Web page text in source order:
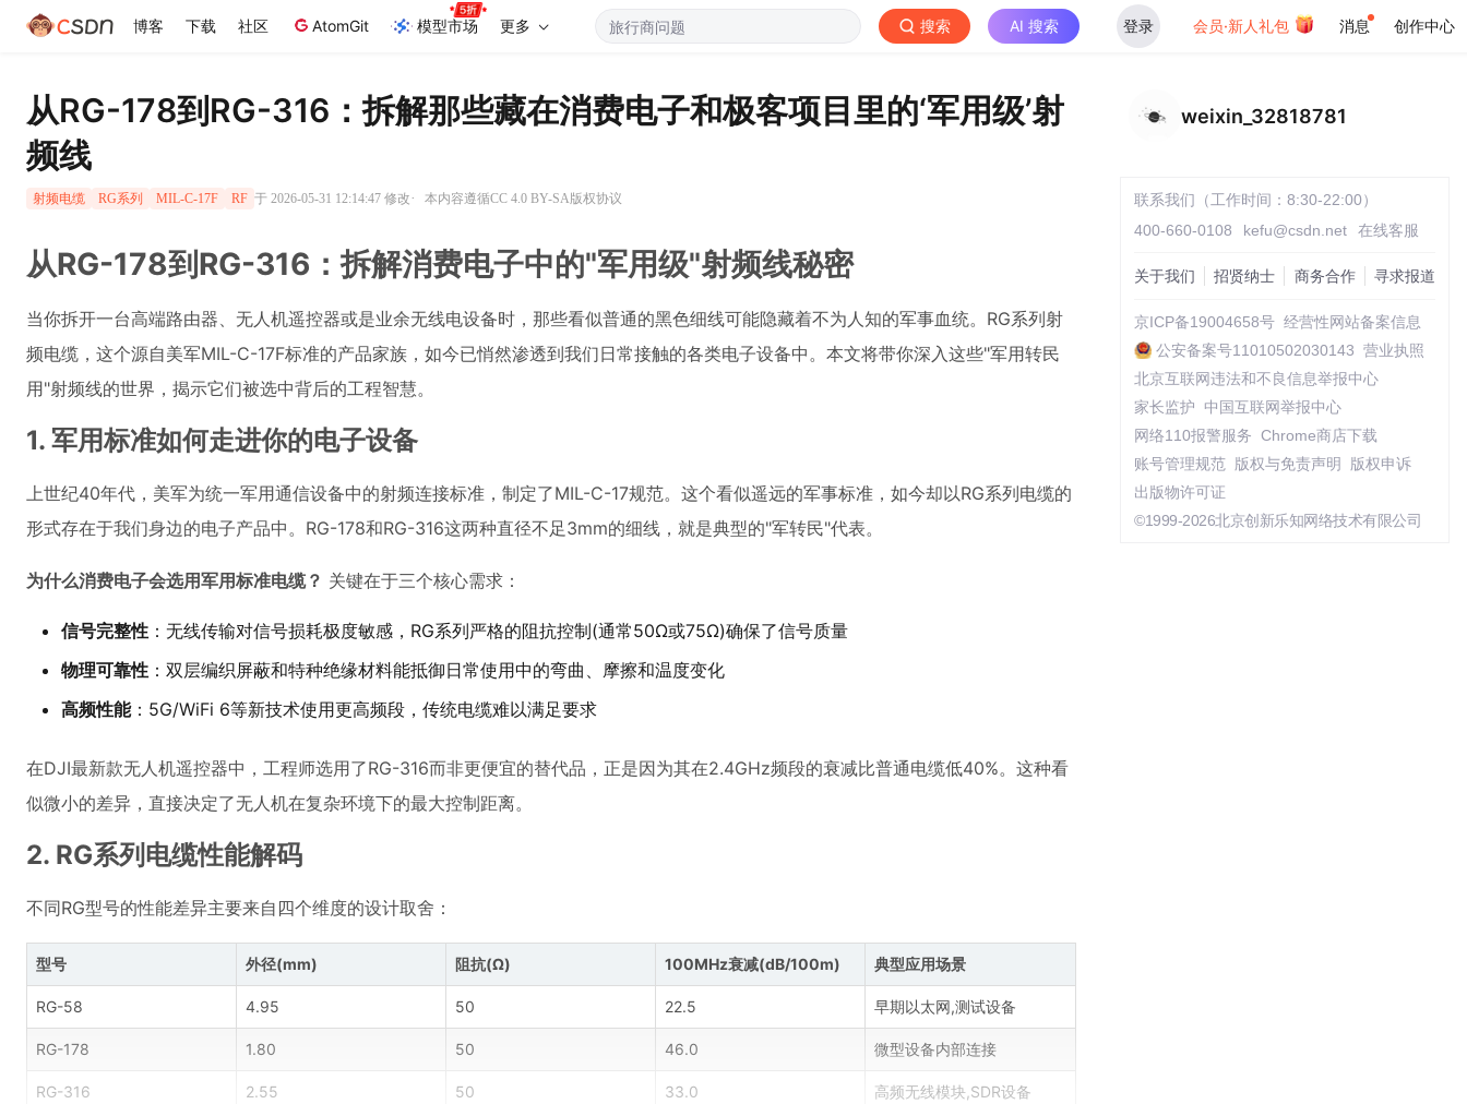
博客 下载 社区 AtomGit 模型市场 更多 搜索 AI 搜索 登录 会员·新人礼包 消息 创作中心
从RG-178到RG-316：拆解那些藏在消费电子和极客项目里的‘军用级’射
频线
射频电缆 RG系列 MIL-C-17F RF 于 2026-05-31 12:14:47 修改· 本内容遵循CC 4.0 BY-SA版权协议
从RG-178到RG-316：拆解消费电子中的"军用级"射频线秘密
当你拆开一台高端路由器、无人机遥控器或是业余无线电设备时，那些看似普通的黑色细线可能隐藏着不为人知的军事血统。RG系列射
频电缆，这个源自美军MIL-C-17F标准的产品家族，如今已悄然渗透到我们日常接触的各类电子设备中。本文将带你深入这些"军用转民
用"射频线的世界，揭示它们被选中背后的工程智慧。
1. 军用标准如何走进你的电子设备
上世纪40年代，美军为统一军用通信设备中的射频连接标准，制定了MIL-C-17规范。这个看似遥远的军事标准，如今却以RG系列电缆的
形式存在于我们身边的电子产品中。RG-178和RG-316这两种直径不足3mm的细线，就是典型的"军转民"代表。
为什么消费电子会选用军用标准电缆？ 关键在于三个核心需求：
信号完整性 ：无线传输对信号损耗极度敏感，RG系列严格的阻抗控制(通常50Ω或75Ω)确保了信号质量
物理可靠性 ：双层编织屏蔽和特种绝缘材料能抵御日常使用中的弯曲、摩擦和温度变化
高频性能：5G/WiFi 6等新技术使用更高频段，传统电缆难以满足要求
在DJI最新款无人机遥控器中，工程师选用了RG-316而非更便宜的替代品，正是因为其在2.4GHz频段的衰减比普通电缆低40%。这种看
似微小的差异，直接决定了无人机在复杂环境下的最大控制距离。
2. RG系列电缆性能解码
不同RG型号的性能差异主要来自四个维度的设计取舍：
型号 外径(mm) 阻抗(Ω) 100MHz衰减(dB/100m) 典型应用场景
RG-58 4.95 50 22.5 早期以太网,测试设备
RG-178 1.80 50 46.0 微型设备内部连接
RG-316 2.55 50 33.0 高频无线模块,SDR设备
weixin_32818781
联系我们（工作时间：8:30-22:00）
400-660-0108
kefu@csdn.net 在线客服
关于我们 招贤纳士 商务合作 寻求报道
京ICP备19004658号 经营性网站备案信息
公安备案号11010502030143 营业执照
北京互联网违法和不良信息举报中心
家长监护
中国互联网举报中心
网络110报警服务 Chrome商店下载
账号管理规范
版权与免责声明
版权申诉
出版物许可证
©1999-2026北京创新乐知网络技术有限公司